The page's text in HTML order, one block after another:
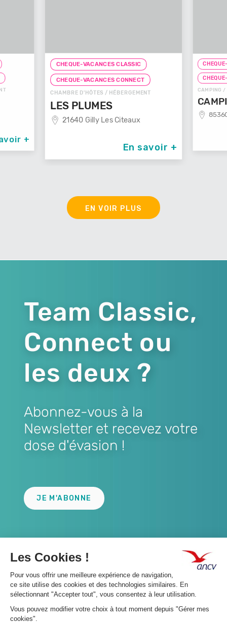
+
CHEQUE-VACANCES CLASSIC
CHEQUE-VACANCES CONNECT
CHAMBRE D'HÔTES / HÉBERGEMENT
LES PLUMES
21640 Gilly Les Citeaux
En savoir +
CAMPING /
EN VOIR PLUS
Team Classic,
Connect ou
les deux ?
Abonnez-vous à la
Newsletter et recevez votre
dose d'évasion !
JE M'ABONNE